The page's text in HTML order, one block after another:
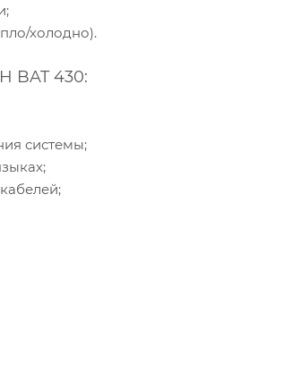
холодно).
BAT 430:
системы;